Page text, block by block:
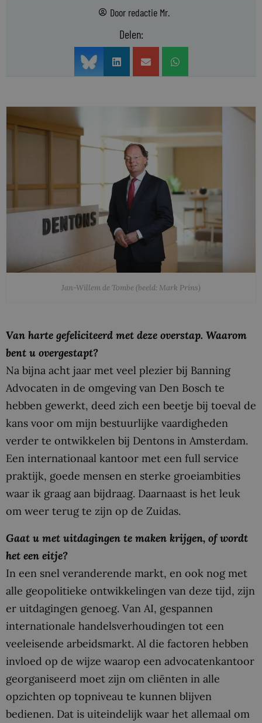
Door redactie Mr.
Delen:
Jan-Willem de Tombe (beeld: Mark Prins)
Van harte gefeliciteerd met deze overstap. Waarom
bent u overgestapt?
Na bijna acht jaar met veel plezier bij Banning
Advocaten in de omgeving van Den Bosch te
hebben gewerkt, deed zich een beetje bij toeval de
kans voor om mijn bestuurlijke vaardigheden
verder te ontwikkelen bij Dentons in Amsterdam.
Een internationaal kantoor met een full service
praktijk, goede mensen en sterke groeiambities
waar ik graag aan bijdraag. Daarnaast is het leuk
om weer terug te zijn op de Zuidas.
Gaat u met uitdagingen te maken krijgen, of wordt
het een eitje?
In een snel veranderende markt, en ook nog met
alle geopolitieke ontwikkelingen van deze tijd, zijn
er uitdagingen genoeg. Van AI, gespannen
internationale handelsverhoudingen tot een
veeleisende arbeidsmarkt. Al die factoren hebben
invloed op de wijze waarop een advocatenkantoor
georganiseerd moet zijn om cliënten in alle
opzichten op topniveau te kunnen blijven
bedienen. Dat is uiteindelijk waar het allemaal om